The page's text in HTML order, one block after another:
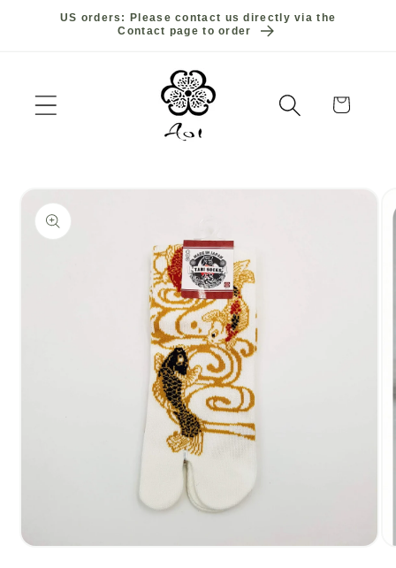
passer
US orders: Please contact us directly via the
Contact page to order
Panier
Passer aux
informations
produits